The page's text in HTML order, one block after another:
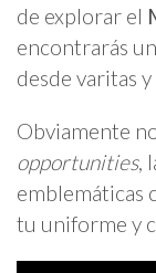
de explorar el
encontrarás
desde varitas
Obviamente
opportunities,
emblemáticas
tu uniforme y